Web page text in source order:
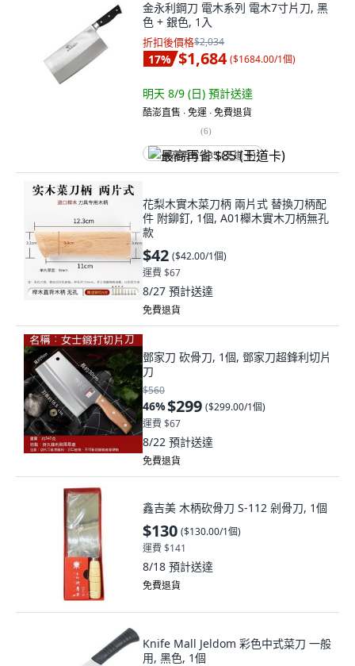
金永利鋼刀 電木系列 電木7寸片刀, 黑
色 + 銀色, 1入
折扣後價格$2,034
17% $1,684 ($1684.00/1個)
明天 8/9 (日) 預計送達
酷澎直售 ∙ 免運 ∙ 免費退貨
(6)
最高再省 $85 (王道卡)
花梨木實木菜刀柄 兩片式 替換刀柄配
件 附鉚釘, 1個, A01櫸木實木刀柄無孔
款
$42 ($42.00/1個)
運費 $67
8/27 預計送達
免費退貨
鄧家刀 砍骨刀, 1個, 鄧家刀超鋒利切片
刀
$560
46%$299 ($299.00/1個)
運費 $67
8/22 預計送達
免費退貨
鑫吉美 木柄砍骨刀 S-112 剁骨刀, 1個
$130 ($130.00/1個)
運費 $141
8/18 預計送達
免費退貨
Knife Mall Jeldom 彩色中式菜刀 一般
用, 黑色, 1個